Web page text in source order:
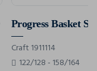
Progress Basket
Craft 1911114
122/128 - 158/164